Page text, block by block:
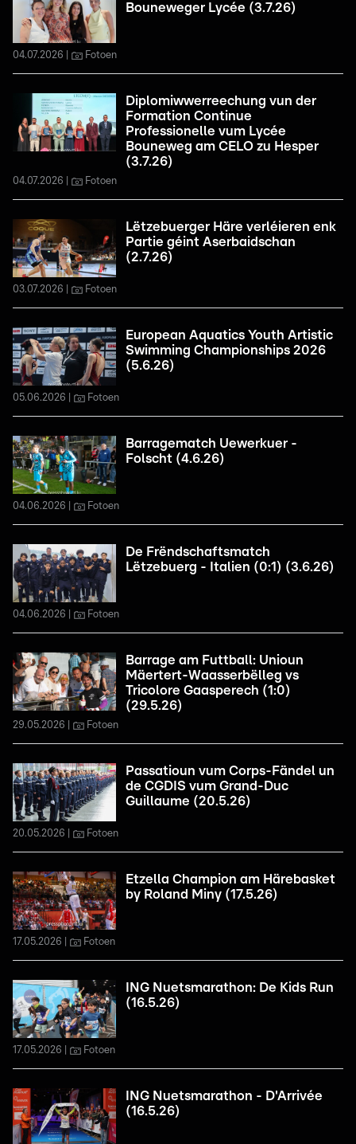
Bouneweger Lycée (3.7.26)
04.07.2026 Fotoen
Diplomiwwerreechung vun der
Formation Continue
Professionelle vum Lycée
Bouneweg am CELO zu Hesper
(3.7.26)
04.07.2026 Fotoen
Lëtzebuerger Häre verléieren enk
Partie géint Aserbaidschan
(2.7.26)
03.07.2026 Fotoen
European Aquatics Youth Artistic
Swimming Championships 2026
(5.6.26)
05.06.2026 Fotoen
Barragematch Uewerkuer -
Folscht (4.6.26)
04.06.2026 Fotoen
De Frëndschaftsmatch
Lëtzebuerg - Italien (0:1) (3.6.26)
04.06.2026 Fotoen
Barrage am Futtball: Unioun
Mäertert-Waasserbëlleg vs
Tricolore Gaasperech (1:0)
(29.5.26)
29.05.2026 Fotoen
Passatioun vum Corps-Fändel un
de CGDIS vum Grand-Duc
Guillaume (20.5.26)
20.05.2026 Fotoen
Etzella Champion am Härebasket
by Roland Miny (17.5.26)
17.05.2026 Fotoen
ING Nuetsmarathon: De Kids Run
(16.5.26)
17.05.2026 Fotoen
ING Nuetsmarathon - D'Arrivée
(16.5.26)